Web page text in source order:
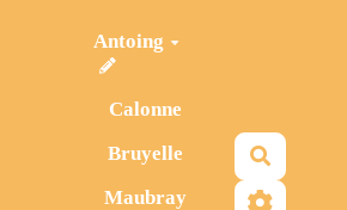
Antoing
Calonne
Bruyelle
Maubray